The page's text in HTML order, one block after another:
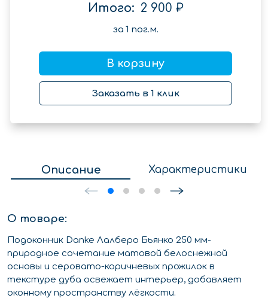
Итого: 2 900 ₽
за 1 пог.м.
В корзину
Заказать в 1 клик
Описание Характеристики
О товаре:
Подоконник Danke Лалберо Бьянко 250 мм-
природное сочетание матовой белоснежной
основы и серовато-коричневых прожилок в
текстуре дуба освежает интерьер, добавляет
оконному пространству лёгкости.